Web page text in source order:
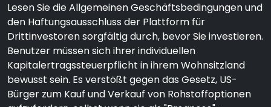
Lesen Sie die Allgemeinen Geschäftsbedingungen und
den Haftungsausschluss der Plattform für
Drittinvestoren sorgfältig durch, bevor Sie investieren.
Benutzer müssen sich ihrer individuellen
Kapitalertragssteuerpflicht in ihrem Wohnsitzland
bewusst sein. Es verstößt gegen das Gesetz, US-
Bürger zum Kauf und Verkauf von Rohstoffoptionen